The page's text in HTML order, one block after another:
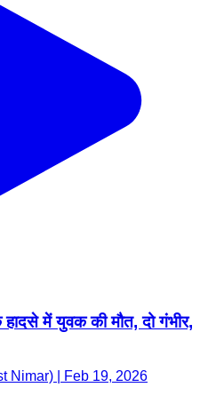
में युवक की मौत, दो गंभीर,
Nimar) | Feb 19, 2026